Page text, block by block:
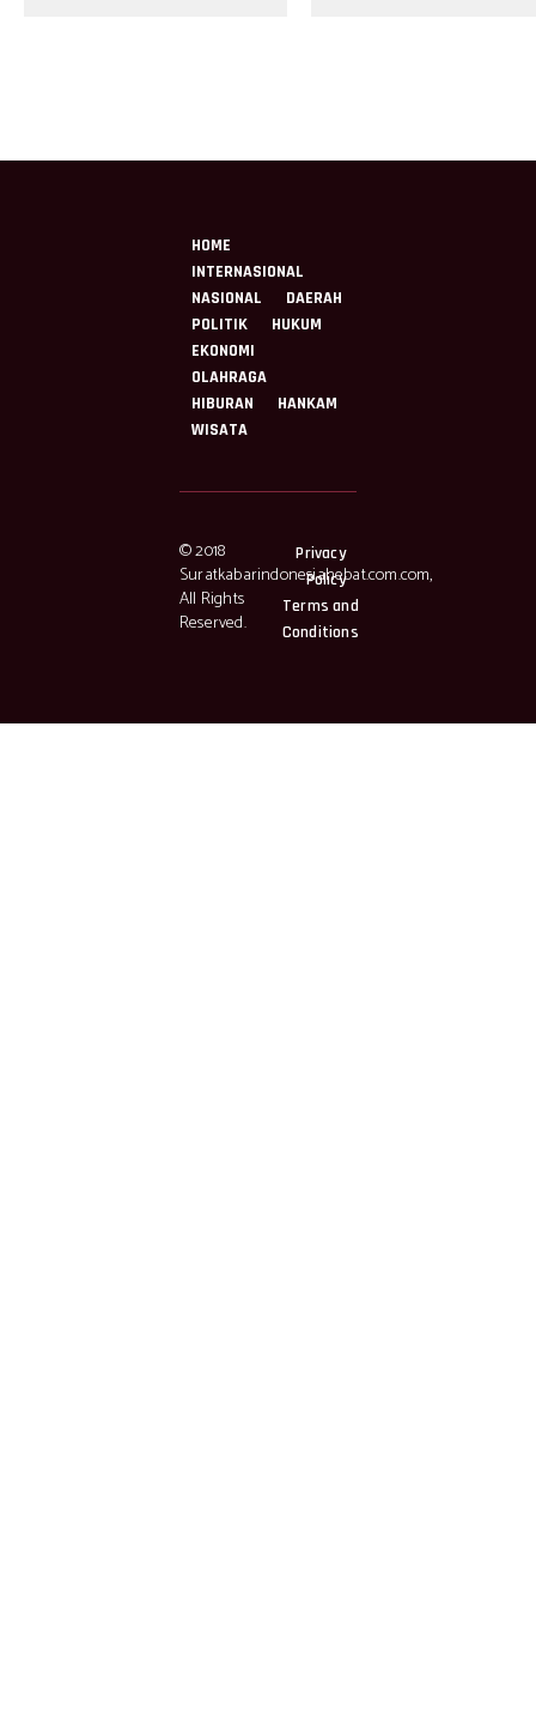
HOME
INTERNASIONAL
NASIONAL
DAERAH
POLITIK
HUKUM
EKONOMI
OLAHRAGA
HIBURAN
HANKAM
WISATA
© 2018
Suratkabarindonesiahebat.com.com,
All Rights
Reserved.
Privacy
Policy
Terms and
Conditions